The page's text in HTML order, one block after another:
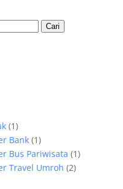
(1)
Bank(1)
Bus Pariwisata (1)
Travel Umroh (2)